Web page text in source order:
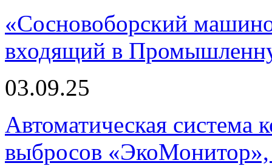
«Сосновоборский
входящий в
03.09.25
Автоматическая
выбросов «ЭкоМонитор»,